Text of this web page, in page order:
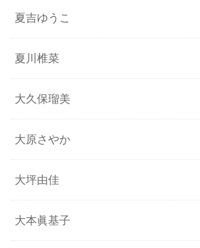
夏吉ゆうこ
夏川椎菜
大久保瑠美
大原さやか
大坪由佳
大本眞基子